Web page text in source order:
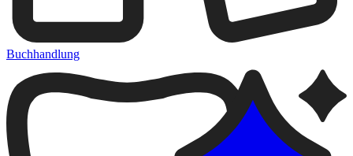
Buchhandlung